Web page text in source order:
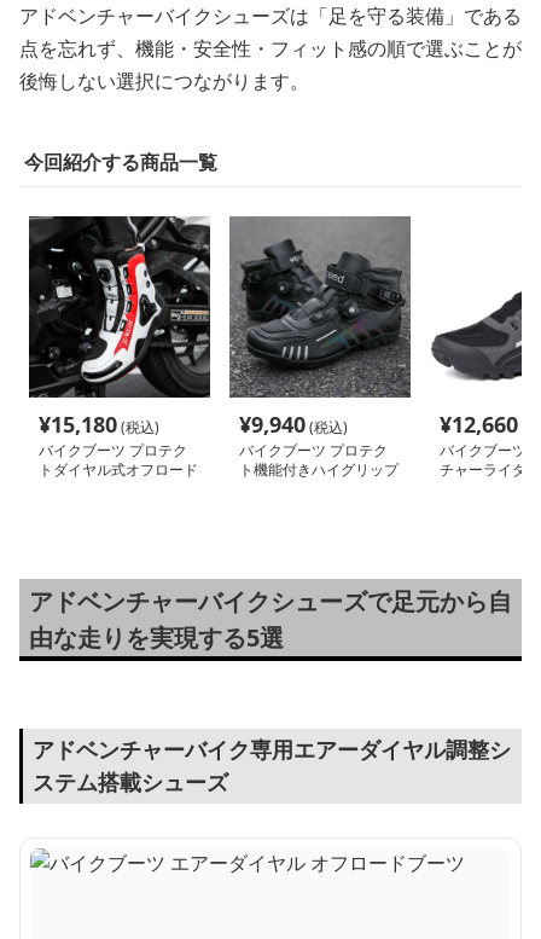
アドベンチャーバイクシューズは「足を守る装備」である
点を忘れず、機能・安全性・フィット感の順で選ぶことが
後悔しない選択につながります。
今回紹介する商品一覧
¥15,180(税込)
バイクブーツ プロテク
トダイヤル式オフロード
¥9,940(税込)
バイクブーツ プロテク
ト機能付きハイグリップ
¥12,660
バイクブーツ
チャーライダ
アドベンチャーバイクシューズで足元から自
由な走りを実現する5選
アドベンチャーバイク専用エアーダイヤル調整シ
ステム搭載シューズ